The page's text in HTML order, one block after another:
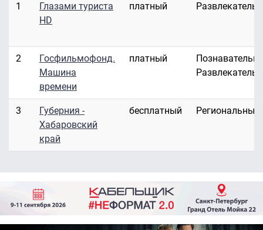
1
Глазами туриста
HD
платный
2
Госфильмофонд.
Машина
времени
платный
3
Губерния -
Хабаровский
край
бесплатный Региональные